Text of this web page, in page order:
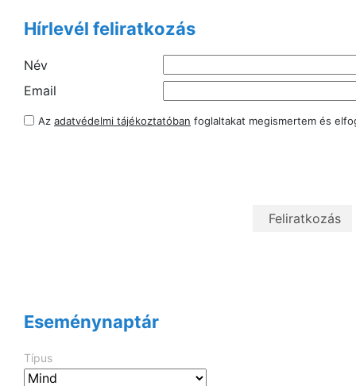
Hírlevél feliratkozás
Név
Email
Az adatvédelmi tájékoztatóban foglaltakat megismertem és
Eseménynaptár
Típus